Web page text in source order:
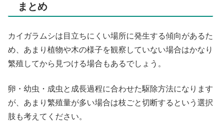
まとめ
カイガラムシは目立ちにくい場所に発生する傾向があるた
め、あまり植物や木の様子を観察していない場合はかなり
繁殖してから見つける場合もあるでしょう。
卵・幼虫・成虫と成長過程に合わせた駆除方法になります
が、あまり繁殖量が多い場合は枝ごと切断するという選択
肢も考えてください。